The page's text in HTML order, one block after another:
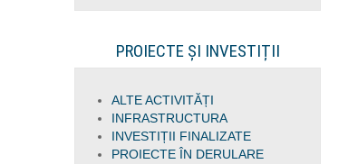
PROIECTE ȘI INVESTIȚII
ALTE ACTIVITĂȚI
INFRASTRUCTURA
INVESTIȚII FINALIZATE
PROIECTE ÎN DERULARE